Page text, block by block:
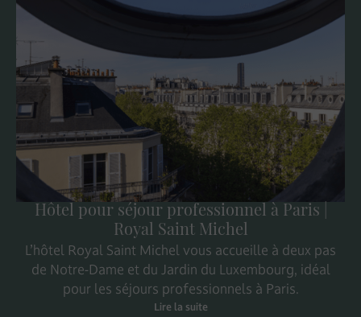
Hôtel pour séjour professionnel à Paris |
Royal Saint Michel
L’hôtel Royal Saint Michel vous accueille à deux pas
de Notre-Dame et du Jardin du Luxembourg, idéal
pour les séjours professionnels à Paris.
Lire la suite